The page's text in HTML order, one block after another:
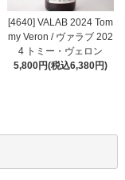
[4640] VALAB 2024 Tom
my Veron / ヴァラブ 202
4 トミー・ヴェロン
5,800円(税込6,380円)